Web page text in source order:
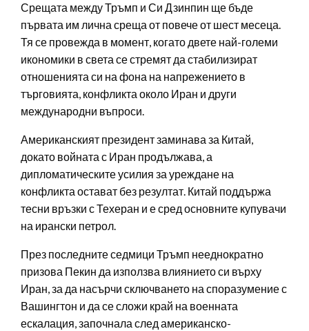
Срещата между Тръмп и Си Дзинпин ще бъде
първата им лична среща от повече от шест месеца.
Тя се провежда в момент, когато двете най-големи
икономики в света се стремят да стабилизират
отношенията си на фона на напрежението в
търговията, конфликта около Иран и други
международни въпроси.
Американският президент заминава за Китай,
докато войната с Иран продължава, а
дипломатическите усилия за уреждане на
конфликта остават без резултат. Китай поддържа
тесни връзки с Техеран и е сред основните купувачи
на ирански петрол.
През последните седмици Тръмп нееднократно
призова Пекин да използва влиянието си върху
Иран, за да насърчи сключването на споразумение с
Вашингтон и да се сложи край на военната
ескалация, започнала след американско-